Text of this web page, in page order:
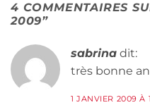
4 COMMENTAIRES
2009”
sabrina dit:
très bonne
1 JANVIER 2009 À